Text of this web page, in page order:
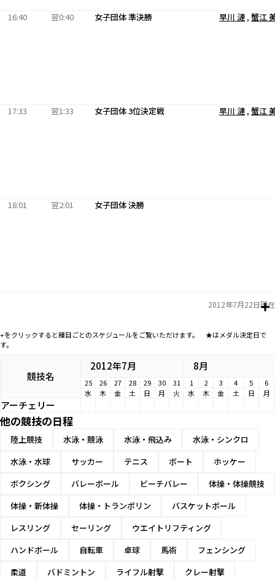
16:40 翌0:40 女子団体 準決勝 早川 漣 , 蟹江
17:33 翌1:33 女子団体 3位決定戦 早川 漣 , 蟹江
18:01 翌2:01 女子団体 決勝
2012年7月22日現在
+をクリックすると種目ごとのスケジュールをご覧いただけます。 ★はメダル決定日で
す。
競技名
2012年7月 8月
25 26 27 28 29 30 31 1 2 3 4 5
6
水
木 金 土 日 月 火 水 木 金 土 日 月
アーチェリー
他の競技の日程
陸上競技 水泳・競泳 水泳・飛込み
水泳・シンクロ
水泳・水球
サッカー テニス ボート
ホッケー
ボクシング
バレーボール ビーチバレー
体操・体操競技
体操・新体操
体操・トランポリン
バスケットボール
レスリング
セーリング
ウエイトリフティング
ハンドボール
自転車 卓球 馬術
フェンシング
柔道
バドミントン ライフル射撃
クレー射撃